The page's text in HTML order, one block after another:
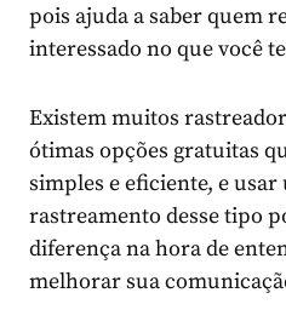
pois ajuda a saber quem
interessado no que você
Existem muitos
ótimas opções gratuitas
simples e eficiente, e
rastreamento desse tipo
diferença na hora de
melhorar sua